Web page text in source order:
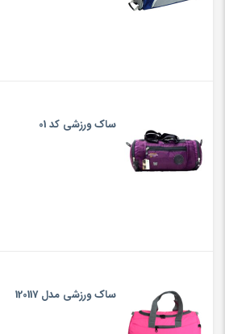
ساک ورزشی کد 01
ساک ورزشی مدل 120117